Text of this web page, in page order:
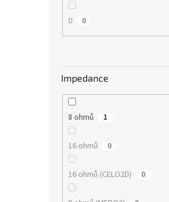
0 0
Impedance
8 ohmů 1
16 ohmů 0
16 ohmů (CELO2D) 0